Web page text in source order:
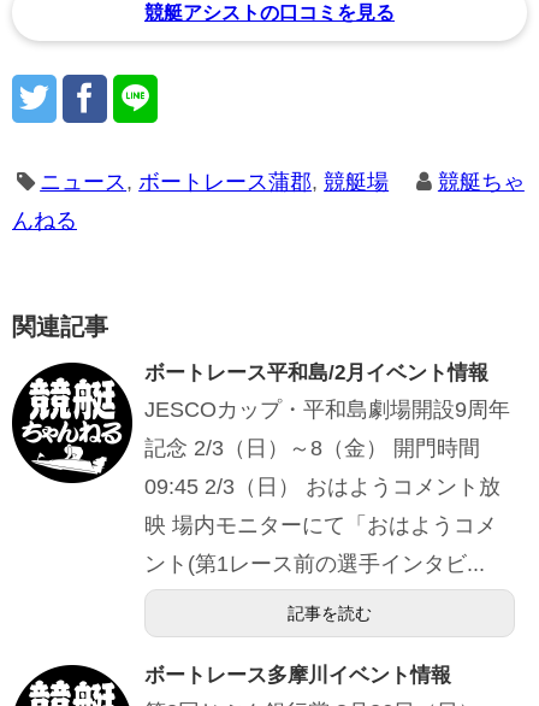
競艇アシストの口コミを見る
ニュース , ボートレース蒲郡,競艇場
競艇ちゃ
んねる
関連記事
ボートレース平和島/2月イベント情報
JESCOカップ・平和島劇場開設9周年
記念 2/3（日）～8（金） 開門時間
09:45 2/3（日） おはようコメント放
映 場内モニターにて「おはようコメ
ント(第1レース前の選手インタビ...
記事を読む
ボートレース多摩川イベント情報